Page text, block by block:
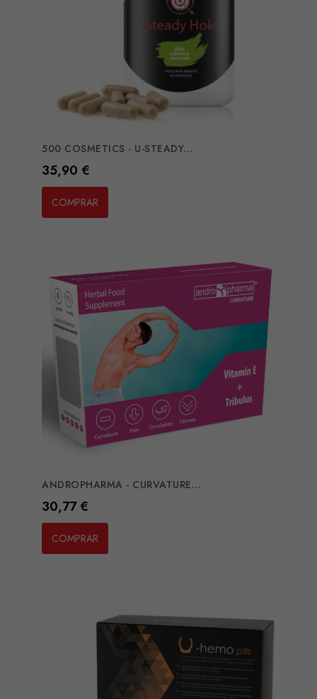
500 COSMETICS - U-STEADY...
Preço
35,90 €
COMPRAR
ANDROPHARMA - CURVATURE...
Preço
30,77 €
COMPRAR